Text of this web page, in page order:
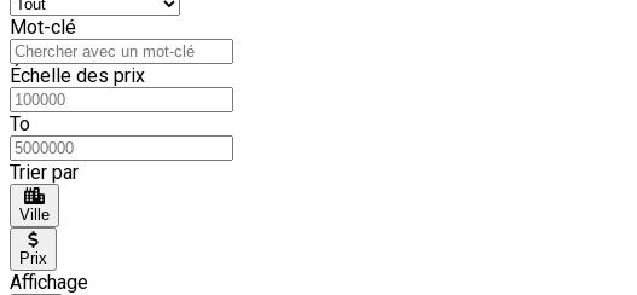
Mot-clé
Échelle des prix
To
Trier par
Ville
Prix
Affichage